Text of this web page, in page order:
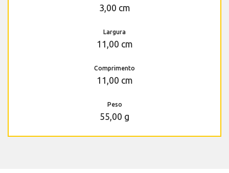
3,00 cm
Largura
11,00 cm
Comprimento
11,00 cm
Peso
55,00 g